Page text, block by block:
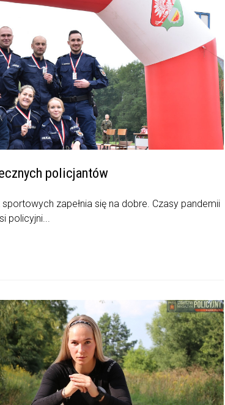
policjantów
zapełnia się na dobre. Czasy pandemii
policyjni...